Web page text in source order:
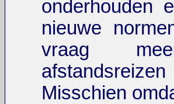
onderhouden
nieuwe
vraag
Misschien